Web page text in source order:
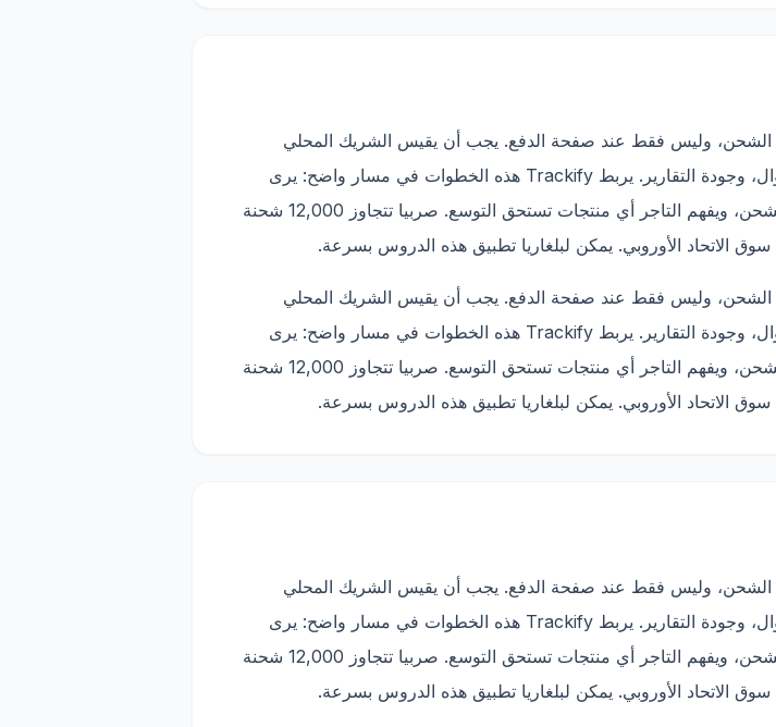
الشحن، وليس فقط عند صفحة الدفع. يجب أن يقيس الشريك المحلي
التأكيدات، والتسليمات الفعلية، والمرتجعات، وسرعة تحصيل الأموال، وجودة التقارير. يربط Trackify هذه الخطوات في مسار واضح: يرى
العميل الطلبات، ويرى الفريق المحلي الحالات، ويتم تتبع شركة الشحن، ويفهم التاجر أي منتجات تستحق التوسع. صربيا تتجاوز 12,000 شحنة
الشحن، وليس فقط عند صفحة الدفع. يجب أن يقيس الشريك المحلي
التأكيدات، والتسليمات الفعلية، والمرتجعات، وسرعة تحصيل الأموال، وجودة التقارير. يربط Trackify هذه الخطوات في مسار واضح: يرى
العميل الطلبات، ويرى الفريق المحلي الحالات، ويتم تتبع شركة الشحن، ويفهم التاجر أي منتجات تستحق التوسع. صربيا تتجاوز 12,000 شحنة
الشحن، وليس فقط عند صفحة الدفع. يجب أن يقيس الشريك المحلي
التأكيدات، والتسليمات الفعلية، والمرتجعات، وسرعة تحصيل الأموال، وجودة التقارير. يربط Trackify هذه الخطوات في مسار واضح: يرى
العميل الطلبات، ويرى الفريق المحلي الحالات، ويتم تتبع شركة الشحن، ويفهم التاجر أي منتجات تستحق التوسع. صربيا تتجاوز 12,000 شحنة